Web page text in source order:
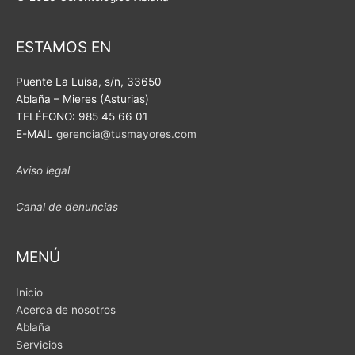
o
k
e
ESTAMOS EN
Puente La Luisa, s/n, 33650
Ablaña – Mieres (Asturias)
TELÉFONO: 985 45 66 01
E-MAIL gerencia@tusmayores.com
Aviso legal
Canal de denuncias
MENÚ
Inicio
Acerca de nosotros
Ablaña
Servicios